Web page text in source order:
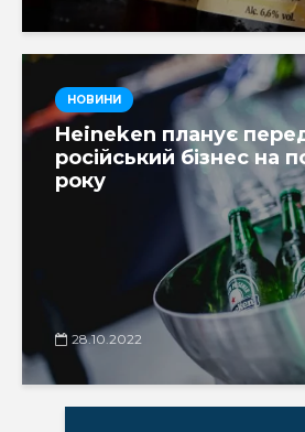
НОВИНИ
Heineken планує
російський бізнес на
року
28.10.2022